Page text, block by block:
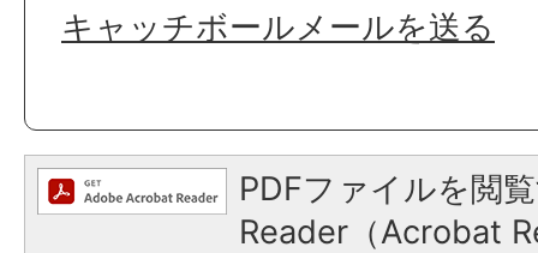
キャッチボールメールを送る
PDFファイルを閲
Reader（Acrobat